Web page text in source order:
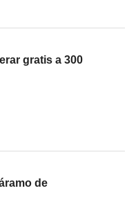
gratis a 300
de